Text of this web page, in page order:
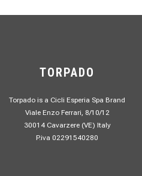
TORPADO
Torpado is a Cicli Esperia Spa Brand
Viale Enzo Ferrari, 8/10/12
30014 Cavarzere (VE) Italy
P.iva 02291540280